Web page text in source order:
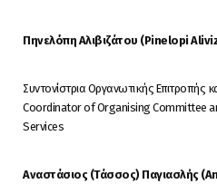
Πηνελόπη Αλιβιζάτου (Pinelopi
Συντονίστρια Οργανωτικής Επιτροπής
Coordinator of Organising Committee
Services
Αναστάσιος(Τάσσος) Παγιασλής